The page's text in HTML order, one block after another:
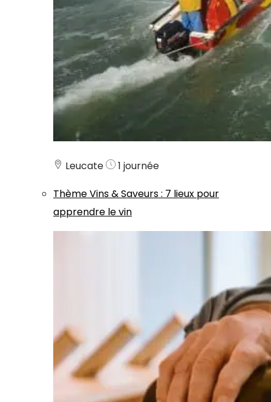
Leucate
1 journée
ThèmeVins & Saveurs: 7 lieux pour
apprendre le vin